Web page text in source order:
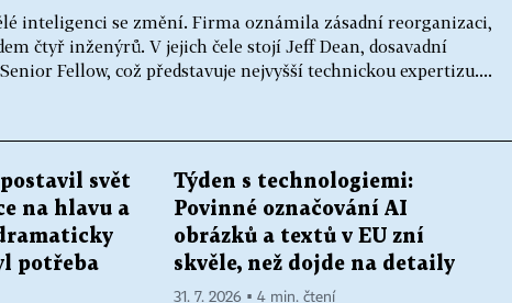
inteligenci se změní. Firma oznámila zásadní reorganizaci,
čtyř inženýrů. V jejich čele stojí Jeff Dean, dosavadní
Fellow, což představuje nejvyšší technickou expertizu....
postavil svět
na hlavu a
potřeba
Týden s technologiemi:
Povinné označování AI
obrázků a textů v EU zní
skvěle, než dojde na detaily
31. 7. 2026 ▪ 4 min. čtení